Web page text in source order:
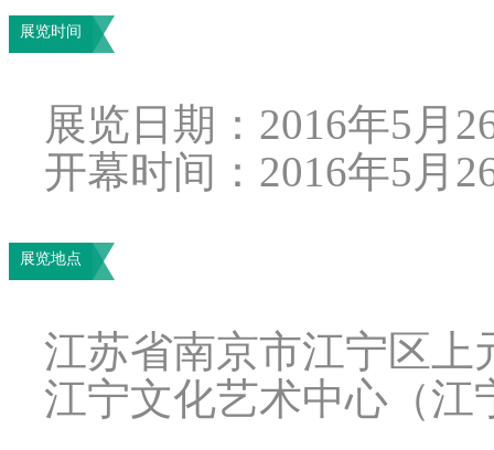
展览时间
展览日期：2016年5月
开幕时间： 2016年5月
展览地点
江苏省南京市江宁区上
江宁文化艺术中心（江